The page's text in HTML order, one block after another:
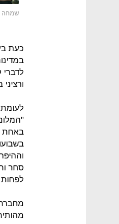
שמחה
כעת
באחת
סחר
לפחות